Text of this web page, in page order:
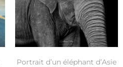
Portrait d’un éléphant d’Asie